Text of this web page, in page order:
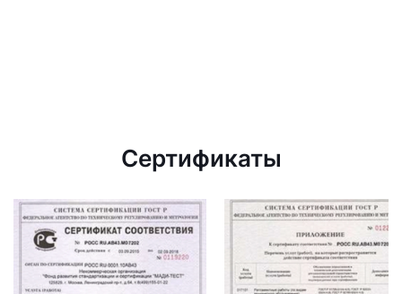
Сертификаты